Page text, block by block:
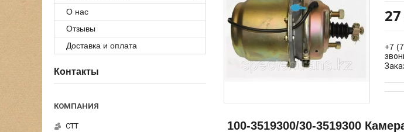
+7
100-3519300/30-3519300
О нас
Отзывы
Доставка и оплата
Контакты
СТТ